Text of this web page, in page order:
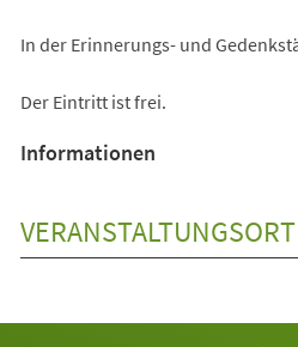
In der Erinnerungs- und
Der Eintritt ist frei.
Informationen
VERANSTALTUNGSORT